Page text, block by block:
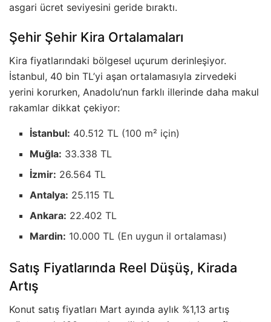
asgari ücret seviyesini geride bıraktı.
Şehir Şehir Kira Ortalamaları
Kira fiyatlarındaki bölgesel uçurum derinleşiyor.
İstanbul, 40 bin TL’yi aşan ortalamasıyla zirvedeki
yerini korurken, Anadolu’nun farklı illerinde daha makul
rakamlar dikkat çekiyor:
İstanbul: 40.512 TL (100 m² için)
Muğla: 33.338 TL
İzmir: 26.564 TL
Antalya: 25.115 TL
Ankara: 22.402 TL
Mardin: 10.000 TL (En uygun il ortalaması)
Satış Fiyatlarında Reel Düşüş, Kirada
Artış
Konut satış fiyatları Mart ayında aylık %1,13 artış